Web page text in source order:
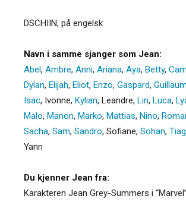
DSCHIIN, på engelsk
Navn i samme sjanger som Jean:
Abel, Ambre, Anni, Ariana, Aya, Betty,
Dylan, Elijah, Eliot, Enzo, Gaspard,
Isac, Ivonne, Kylian, Leandre, Lin, Luca,
Malo, Manon, Marko, Mattias, Nino,
Sacha, Sam, Sandro, Sofiane, Sohan,
Yann
Du kjenner Jean fra:
Karakteren Jean Grey-Summers i